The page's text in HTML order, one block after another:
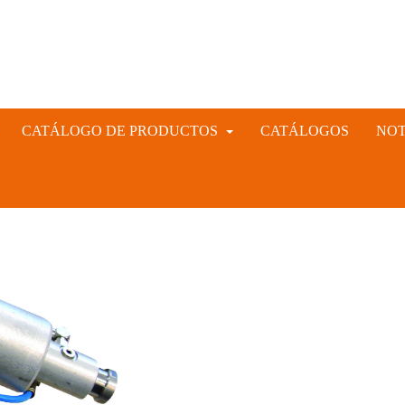
CATÁLOGO DE PRODUCTOS CATÁLOGOS